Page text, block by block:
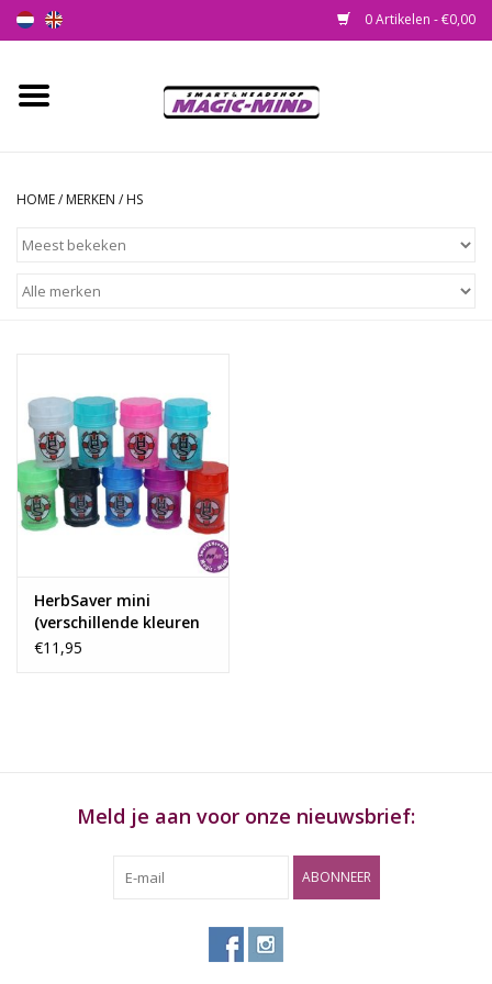
0 Artikelen - €0,00
Home
Headshop
Health Supplies
Psychedelic
Rituals & Wierook
Sale
HOME/ MERKEN / HS
HerbSaver mini
(verschillende kleuren
beschikbaar)
€11,95
Meld je aan voor onze nieuwsbrief:
ABONNEER